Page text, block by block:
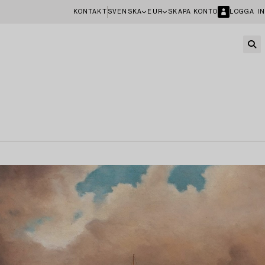
KONTAKT SVENSKA EUR SKAPA KONTO LOGGA IN